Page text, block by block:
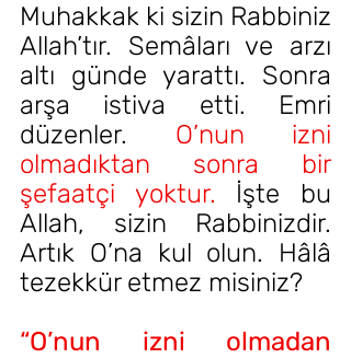
Muhakkak ki sizin Rabbiniz
Allah’tır. Semâları ve arzı
altı günde yarattı. Sonra
arşa istiva etti. Emri
düzenler. O’nun izni
olmadıktan sonra bir
şefaatçi yoktur. İşte bu
Allah, sizin Rabbinizdir.
Artık O’na kul olun. Hâlâ
tezekkür etmez misiniz?
“O’nun izni olmadan